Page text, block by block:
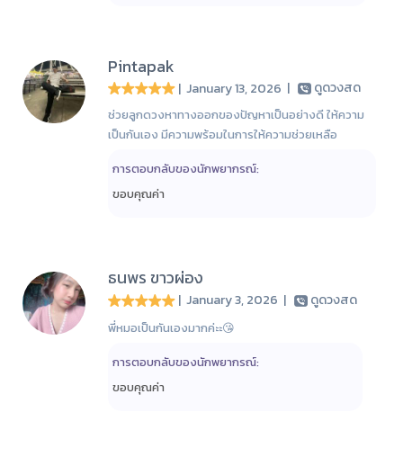
Pintapak
| January 13, 2026 | ดูดวงสด
ช่วยลูกดวงหาทางออกของปัญหาเป็นอย่างดี ให้ความ
เป็นกันเอง มีความพร้อมในการให้ความช่วยเหลือ
การตอบกลับของนักพยากรณ์:
ขอบคุณค่า
ธนพร ขาวผ่อง
| January 3, 2026 | ดูดวงสด
พี่หมอเป็นกันเองมากค่ะะ😘
การตอบกลับของนักพยากรณ์:
ขอบคุณค่า